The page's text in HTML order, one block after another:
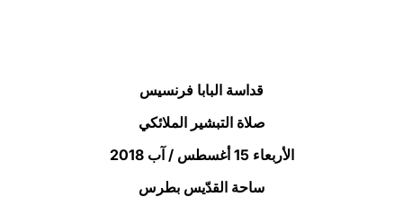
LATINE
قداسة البابا فرنسيس
صلاة التبشير الملائكي
الأربعاء 15 أغسطس / آب 2018
ساحة القدّيس بطرس